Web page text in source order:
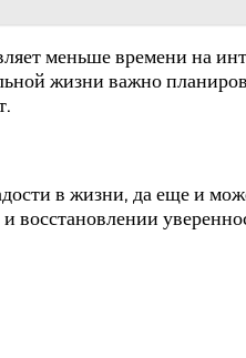
меньше времени на
жизни важно
в жизни, да еще и
восстановлении